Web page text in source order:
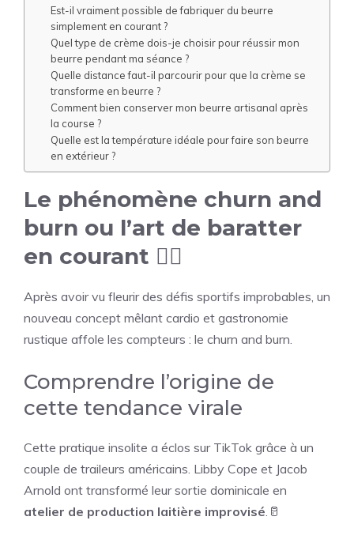
Est-il vraiment possible de fabriquer du beurre
simplement en courant ?
Quel type de crème dois-je choisir pour réussir mon
beurre pendant ma séance ?
Quelle distance faut-il parcourir pour que la crème se
transforme en beurre ?
Comment bien conserver mon beurre artisanal après
la course ?
Quelle est la température idéale pour faire son beurre
en extérieur ?
Le phénomène churn and
burn ou l’art de baratter
en courant 🏃‍♂️
Après avoir vu fleurir des défis sportifs improbables, un
nouveau concept mêlant cardio et gastronomie
rustique affole les compteurs : le churn and burn.
Comprendre l’origine de
cette tendance virale
Cette pratique insolite a éclos sur TikTok grâce à un
couple de traileurs américains. Libby Cope et Jacob
Arnold ont transformé leur sortie dominicale en
atelier de production laitière improvisé.🥛